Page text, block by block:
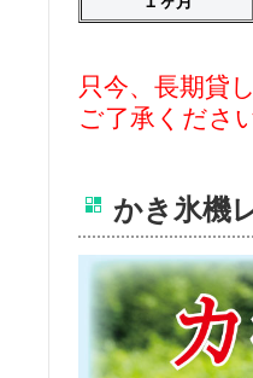
只今、長期貸
ご了承くださ
かき氷機